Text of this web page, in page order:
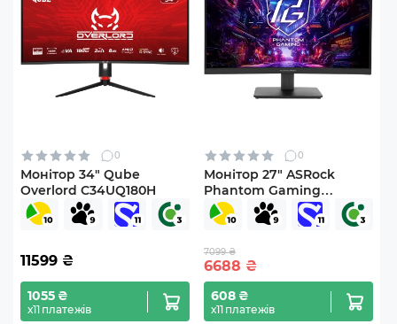
0
Монітор 34" Qube
Overlord C34UQ180H
11599 ₴
1055 ₴
х11 платежів
0
Монітор 27" ASRock
Phantom Gaming
PG27QRT1B
7099 ₴
6688 ₴
608 ₴
х11 платежів